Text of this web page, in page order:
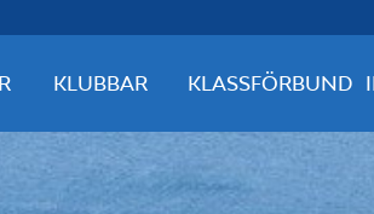
KLUBBAR KLASSFÖRBUND